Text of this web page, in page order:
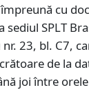
cu
sediul SPLT
23, bl. C7,
de la
joi între